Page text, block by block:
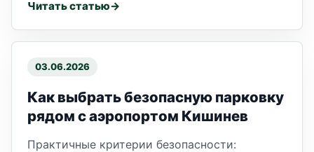
Читать статью
03.06.2026
Как выбрать безопасную парковку
рядом с аэропортом Кишинев
Практичные критерии безопасности: